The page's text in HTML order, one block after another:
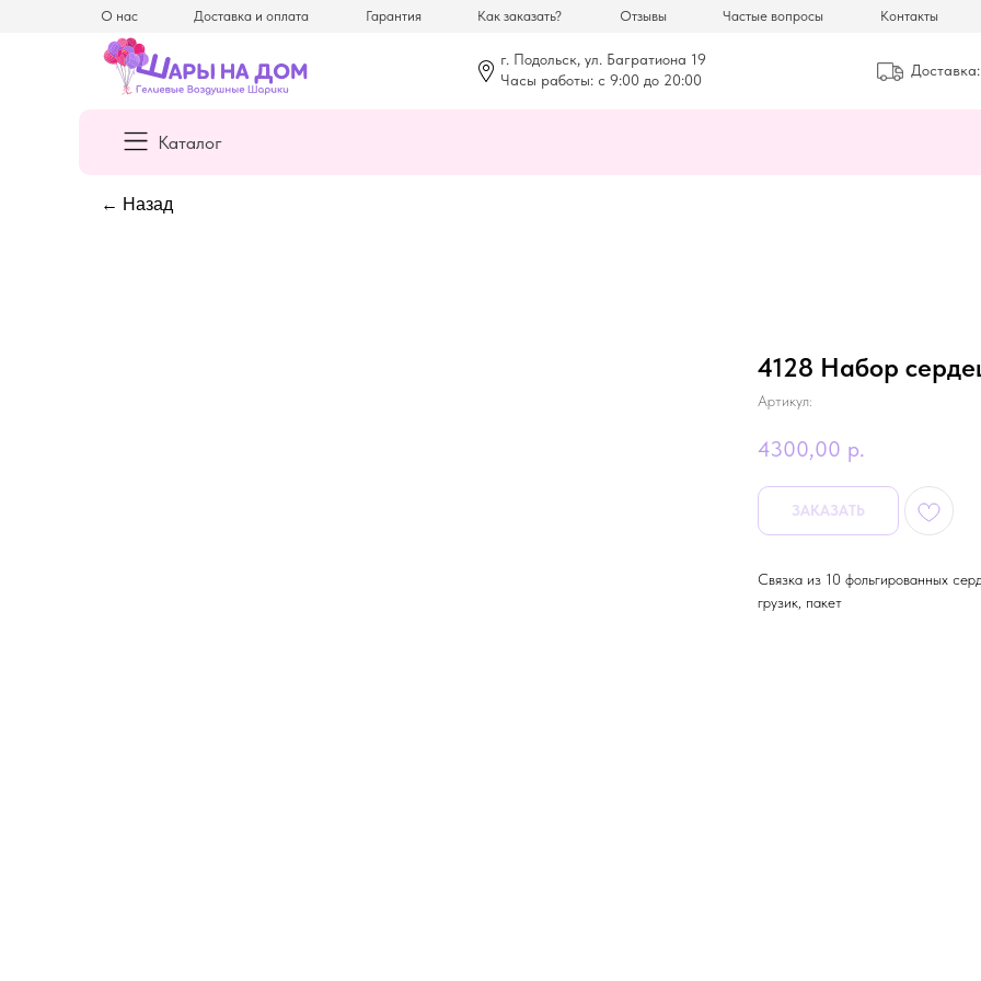
Отзывы Частые вопросы Контакты
Гарантия Как заказать?
Доставка и оплата
О нас
г. Подольск, ул. Багратиона 19
Часы работы: с 9:00 до 20:00
Доставка:
Каталог
← Назад
4128 Набор
Артикул:
4300,00 р.
ЗАКАЗАТЬ
Связка из 10 фольгированных
грузик, пакет